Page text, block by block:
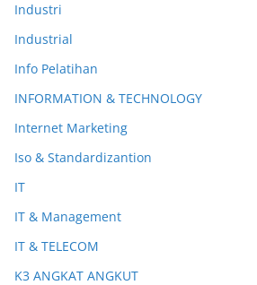
Industri
Industrial
Info Pelatihan
INFORMATION & TECHNOLOGY
Internet Marketing
Iso & Standardizantion
IT
IT & Management
IT & TELECOM
K3 ANGKAT ANGKUT